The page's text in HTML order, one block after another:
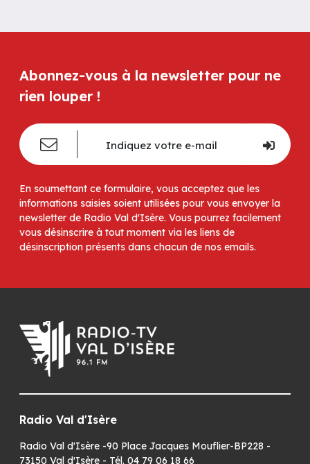
Abonnez-vous à la newsletter pour ne
rien louper !
En soumettant ce formulaire, vous acceptez que les
informations saisies soient utilisées pour vous envoyer la
newsletter de Radio Val d'Isère. Vous pourrez facilement
vous désinscrire à tout moment via les liens de
désinscription présents dans chacun de nos emails.
Radio Val d'Isère
Radio Val d'Isère -90 Place Jacques Mouflier-BP228 -
73150 Val d'Isère - Tél. 04 79 06 18 66